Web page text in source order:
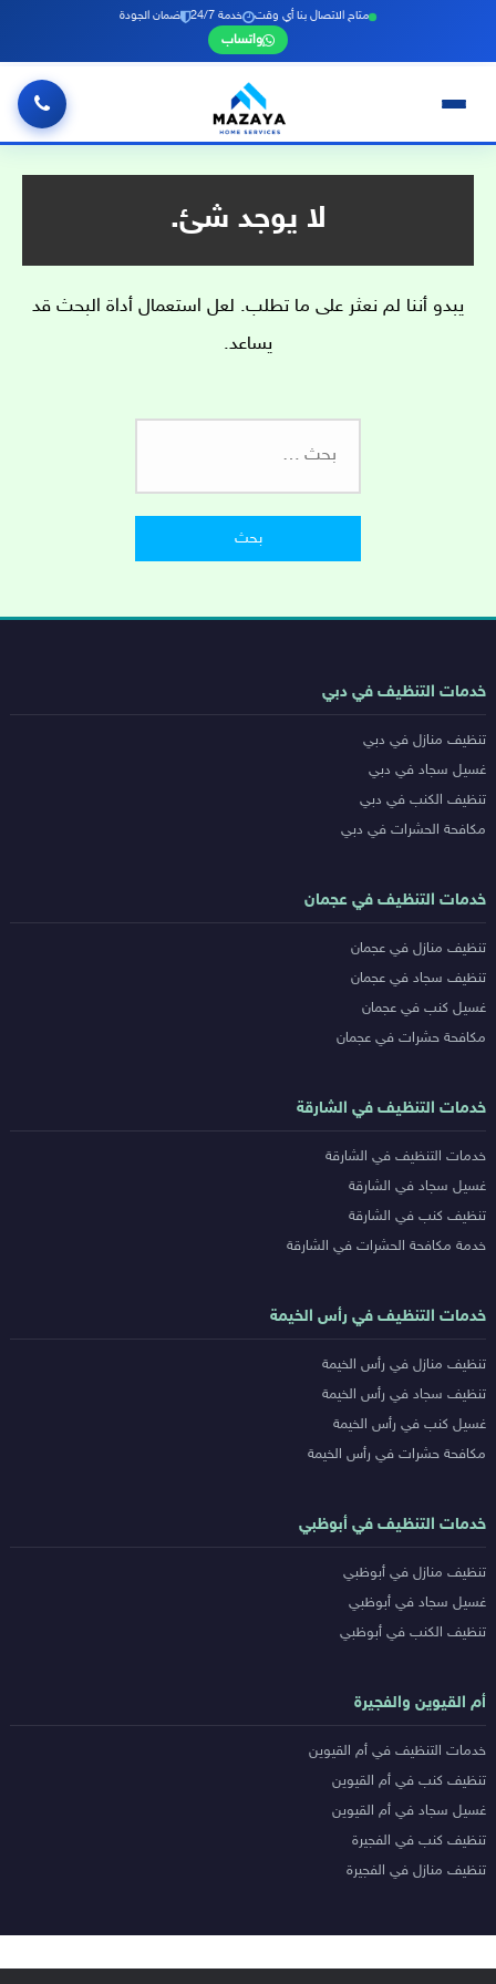
متاح الاتصال بنا أي وقت خدمة 24/7 ضمان الجودة
واتساب
لا يوجد شئ.
يبدو أننا لم نعثر على ما تطلب. لعل استعمال أداة البحث قد
يساعد.
روابط
المدن
خدمات التنظيف في دبي
تنظيف منازل في دبي
غسيل سجاد في دبي
تنظيف الكنب في دبي
مكافحة الحشرات في دبي
خدمات التنظيف في عجمان
تنظيف منازل في عجمان
تنظيف سجاد في عجمان
غسيل كنب في عجمان
مكافحة حشرات في عجمان
خدمات التنظيف في الشارقة
خدمات التنظيف في الشارقة
غسيل سجاد في الشارقة
تنظيف كنب في الشارقة
خدمة مكافحة الحشرات في الشارقة
خدمات التنظيف في رأس الخيمة
تنظيف منازل في رأس الخيمة
تنظيف سجاد في رأس الخيمة
غسيل كنب في رأس الخيمة
مكافحة حشرات في رأس الخيمة
خدمات التنظيف في أبوظبي
تنظيف منازل في أبوظبي
غسيل سجاد في أبوظبي
تنظيف الكنب في أبوظبي
أم القيوين والفجيرة
خدمات التنظيف في أم القيوين
تنظيف كنب في أم القيوين
غسيل سجاد في أم القيوين
تنظيف كنب في الفجيرة
تنظيف منازل في الفجيرة